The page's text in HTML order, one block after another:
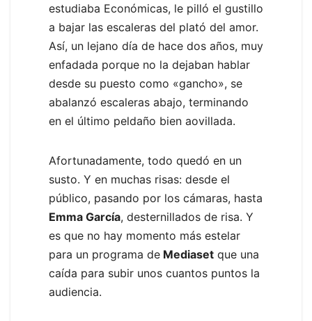
estudiaba Económicas, le pilló el gustillo
a bajar las escaleras del plató del amor.
Así, un lejano día de hace dos años, muy
enfadada porque no la dejaban hablar
desde su puesto como «gancho», se
abalanzó escaleras abajo, terminando
en el último peldaño bien aovillada.
Afortunadamente, todo quedó en un
susto. Y en muchas risas: desde el
público, pasando por los cámaras, hasta
Emma García, desternillados de risa. Y
es que no hay momento más estelar
para un programa de Mediaset que una
caída para subir unos cuantos puntos la
audiencia.